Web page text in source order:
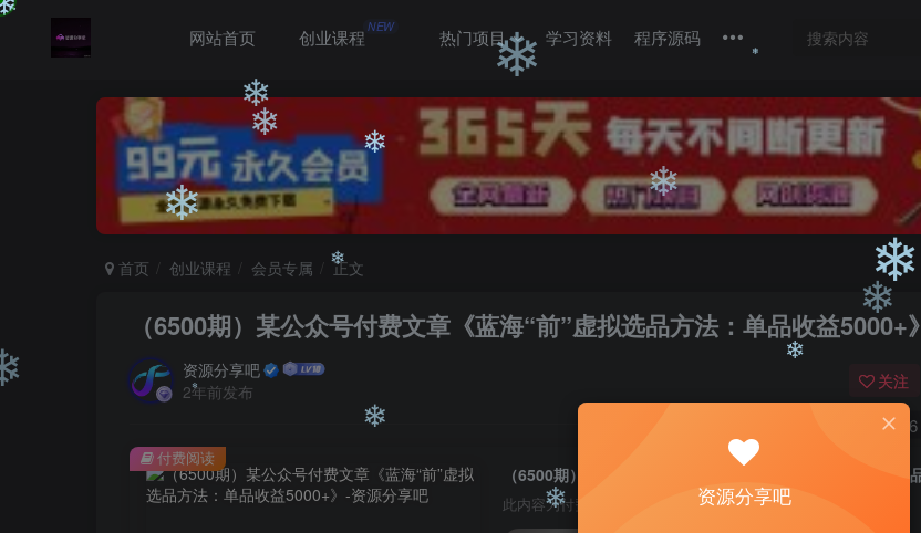
网站首页 创业课程 NEW 热门项目 学习资料 程序源码
首页 创业课程 会员专属 正文
（6500期）某公众号付费文章《蓝海“前”虚拟选品方法：单品收益5000+》
资源分享吧
2年前发布
关注
2476
此内容为付费阅读，请付费后查看
付费阅读
资源分享吧
❄
❄
❄❄
❄
❄
❄
❄
❄
❄